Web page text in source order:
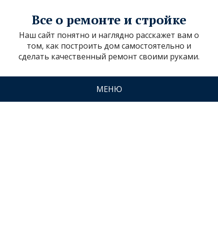
Все о ремонте и стройке
Наш сайт понятно и наглядно расскажет вам о
том, как построить дом самостоятельно и
сделать качественный ремонт своими руками.
МЕНЮ